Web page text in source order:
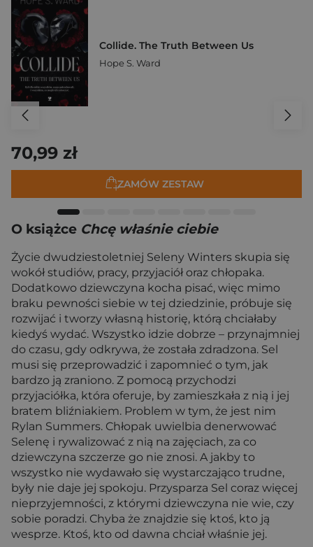
Collide. The Truth Between Us
Hope S. Ward
70,99 zł
ZAMÓW ZESTAW
O książce Chcę właśnie ciebie
Życie dwudziestoletniej Seleny Winters skupia się
wokół studiów, pracy, przyjaciół oraz chłopaka.
Dodatkowo dziewczyna kocha pisać, więc mimo
braku pewności siebie w tej dziedzinie, próbuje się
rozwijać i tworzy własną historię, którą chciałaby
kiedyś wydać. Wszystko idzie dobrze – przynajmniej
do czasu, gdy odkrywa, że została zdradzona. Sel
musi się przeprowadzić i zapomnieć o tym, jak
bardzo ją zraniono. Z pomocą przychodzi
przyjaciółka, która oferuje, by zamieszkała z nią i jej
bratem bliźniakiem. Problem w tym, że jest nim
Rylan Summers. Chłopak uwielbia denerwować
Selenę i rywalizować z nią na zajęciach, za co
dziewczyna szczerze go nie znosi. A jakby to
wszystko nie wydawało się wystarczająco trudne,
były nie daje jej spokoju. Przysparza Sel coraz więcej
nieprzyjemności, z którymi dziewczyna nie wie, czy
sobie poradzi. Chyba że znajdzie się ktoś, kto ją
wesprze. Ktoś, kto od dawna chciał właśnie jej.